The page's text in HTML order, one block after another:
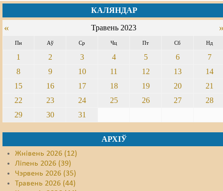
КАЛЯНДАР
« Травень 2023
Пн Аў Ср Чц Пт Сб Нд
1 2 3 4 5 6
7
8
9 10 11 12 13
14
15
16 17 18 19 20
21
22
23 24 25 26 27
28
29
30 31
АРХІЎ
Жнівень 2026 (12)
Ліпень 2026 (39)
Чэрвень 2026 (35)
Травень 2026 (44)